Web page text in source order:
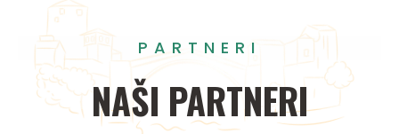
PARTNERI
NAŠI PARTNERI